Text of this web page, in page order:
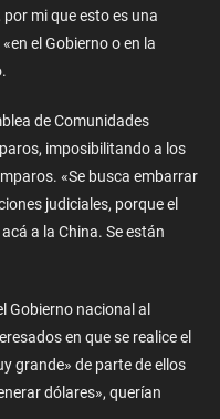
mi que esto es una
el Gobierno o en la
de Comunidades
imposibilitando a los
«Se busca embarrar
judiciales, porque el
a la China. Se están
Gobierno nacional al
en que se realice el
grande» de parte de ellos
dólares», querían